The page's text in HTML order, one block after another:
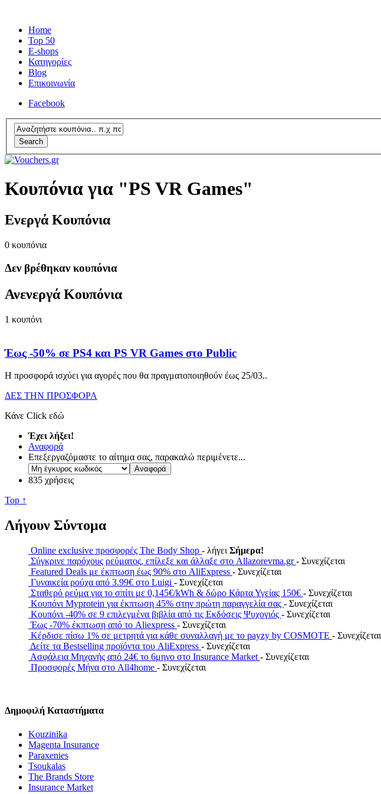
Home
Top 50
E-shops
Κατηγορίες
Blog
Επικοινωνία
Facebook
Search
Κουπόνια για "PS VR Games"
Ενεργά Κουπόνια
0 κουπόνια
Δεν βρέθηκαν κουπόνια
Ανενεργά Κουπόνια
1 κουπόνι
Έως -50% σε PS4 και PS VR Games στο Public
Η προσφορά ισχύει για αγορές που θα πραγματοποιηθούν έως 25/03..
ΔΕΣ ΤΗΝ ΠΡΟΣΦΟΡΑ
Κάνε Click εδώ
Έχει λήξει!
Αναφορά
Επεξεργαζόμαστε το αίτημα σας, παρακαλώ περιμένετε...
835 χρήσεις
Top ↑
Λήγουν Σύντομα
Online exclusive προσφορές The Body Shop - λήγει Σήμερα!
Σύγκρινε παρόχους ρεύματος, επίλεξε και άλλαξε στο Allazorevma.gr- Συνεχίζεται
Featured Deals με έκπτωση έως 90% στο AliExpress - Συνεχίζεται
Γυναικεία ρούχα από 3.99€ στο Luigi - Συνεχίζεται
Σταθερό ρεύμα για το σπίτι με 0,145€/kWh & δώρο Κάρτα Υγείας 150€ - Συνεχίζεται
Κουπόνι Myprotein για έκπτωση 45% στην πρώτη παραγγελία σας - Συνεχίζεται
Κουπόνι -40% σε 9 επιλεγμένα βιβλία από τις Εκδόσεις Ψυχογιός - Συνεχίζεται
Έως -70% έκπτωση από το Aliexpress - Συνεχίζεται
Κέρδισε πίσω 1% σε μετρητά για κάθε συναλλαγή με το payzy by COSMOTE - Συνεχίζεται
Δείτε τα Bestselling προϊόντα του AliExpress - Συνεχίζεται
Ασφάλεια Μηχανής από 24€ το 6μηνο στο Insurance Market - Συνεχίζεται
Προσφορές Μήνα στο All4home - Συνεχίζεται
Δημοφιλή Καταστήματα
Kouzinika
Magenta Insurance
Paraxenies
Tsoukalas
The Brands Store
Insurance Market